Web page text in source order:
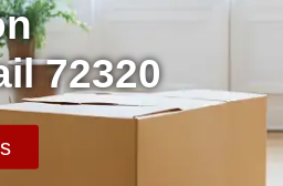
72320